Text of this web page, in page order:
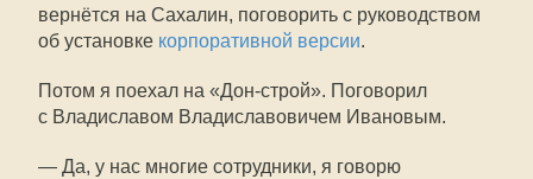
вернётся на Сахалин, поговорить с руководством
об установке корпоративной версии.
Потом я поехал на «Дон-строй». Поговорил
с Владиславом Владиславовичем Ивановым.
— Да, у нас многие сотрудники, я говорю